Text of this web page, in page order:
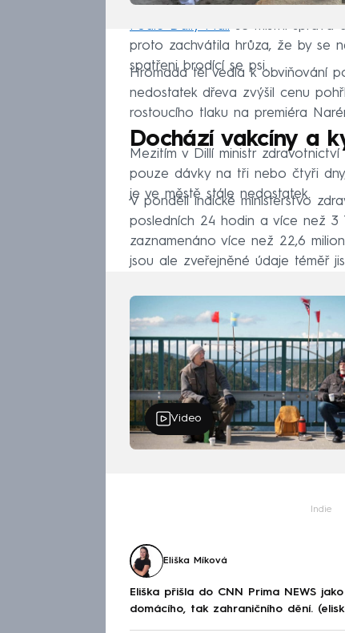
Podle Daily Mail se místní správa
proto zachvátila hrůza, že by se
spatřeni brodící se psi.
Hromada těl vedla k obviňování
nedostatek dřeva zvýšil cenu
rostoucího tlaku na premiéra
Dochází vakcíny a
Mezitím v Dillí ministr
pouze dávky na tři nebo čtyři
je ve městě stále nedostatek.
V pondělí indické ministerstvo
posledních 24 hodin a více než 3
zaznamenáno více než 22,6
jsou ale zveřejněné údaje téměř
Video
Indie
Eliška Míková
Eliška přišla do CNN Prima NEWS
domácího, tak zahraničního dění.